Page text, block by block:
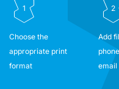
1
Choose the
appropriate print
format
2
Add
email